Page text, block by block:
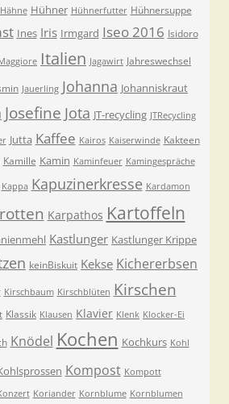
Hähne Hühner Hühnerfutter Hühnersuppe
Ines Iris Irmgard Iseo 2016 Isidoro
Italien Jagawirt Jahreswechsel
Jauerling Johanna Johanniskraut
Josefine Jota JT-recycling JTRecycling
Jutta Kaffee Kairos Kaiserwinde Kakteen
Kamille Kamin Kaminfeuer Kamingespräche
Kappa Kapuzinerkresse Kardamon
Karpathos Kartoffeln
Kastlunger Kastlunger Krippe
keinBiskuit Kekse Kichererbsen
Kirschbaum Kirschblüten Kirschen
Klassik Klausen Klavier Klenk Klocker-Ei
Knödel Kochen Kochkurs Kohl
Kompost Kompott
Koriander Kornblume Kornblumen